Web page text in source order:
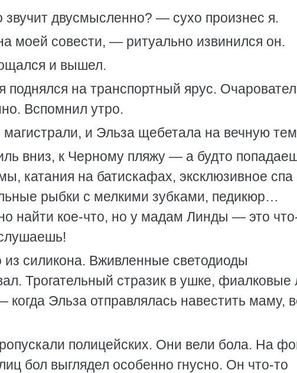
двусмысленно? — сухо произнес я.
моей совести, — ритуально извинился он.
и вышел.
поднялся на транспортный ярус.
Вспомнил утро.
и Эльза щебетала на вечную
вниз, к Черному пляжу — а будто
катания на батискафах, эксклюзивное спа
рыбки с мелкими зубками, педикюр…
найти кое-что, но у мадам Линды — это
силикона. Вживленные светодиоды
Трогательный стразик в ушке, фиалковые
Эльза отправлялась навестить маму,
полицейских. Они вели бола. На
бол выглядел особенно гнусно. Он что-то